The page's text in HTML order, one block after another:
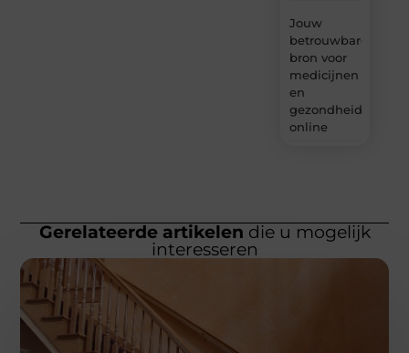
Jouw
betrouwbare
bron voor
medicijnen
en
online
Gerelateerde artikelen die u mogelijk
interesseren